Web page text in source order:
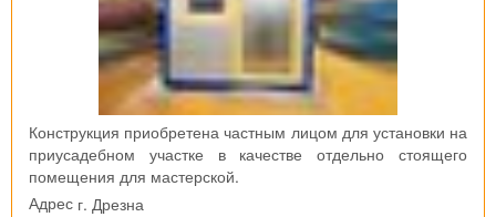
Конструкция приобретена частным лицом для установки на
приусадебном участке в качестве отдельно стоящего
помещения для мастерской.
Адрес г. Дрезна